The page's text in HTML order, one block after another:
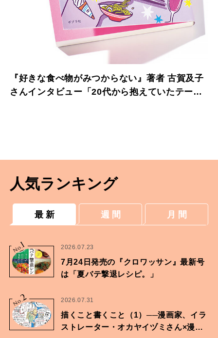
『好きな食べ物がみつからない』著者 古賀及子
さんインタビュー「20代から抱えていたテーマ
人気ランキング
最 新 週 間 月 間
No.
1 2026.07.23
7月24日発売の『クロワッサン』最新号
は「夏バテ撃退レシピ。」
No.2 2026.07.31
描くこと書くこと（1）──漫画家、イラ
ストレーター・オカヤイヅミさん×漫画